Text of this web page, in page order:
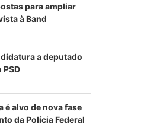
para ampliar
à Band
a deputado
é alvo de nova fase
da Polícia Federal